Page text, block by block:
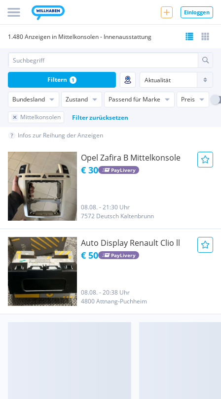
Einloggen
1.480 Anzeigen in Mittelkonsolen - Innenausstattung
Bundesland Zustand Passend für Marke Preis
Mittelkonsolen Filter zurücksetzen
Filtern 1
Infos zur Reihung der Anzeigen
Opel Zafira B Mittelkonsole
€ 30 PayLivery
08.08. - 21:30 Uhr
7572 Deutsch Kaltenbrunn
Auto Display Renault Clio ll
€ 50 PayLivery
08.08. - 20:38 Uhr
4800 Attnang-Puchheim